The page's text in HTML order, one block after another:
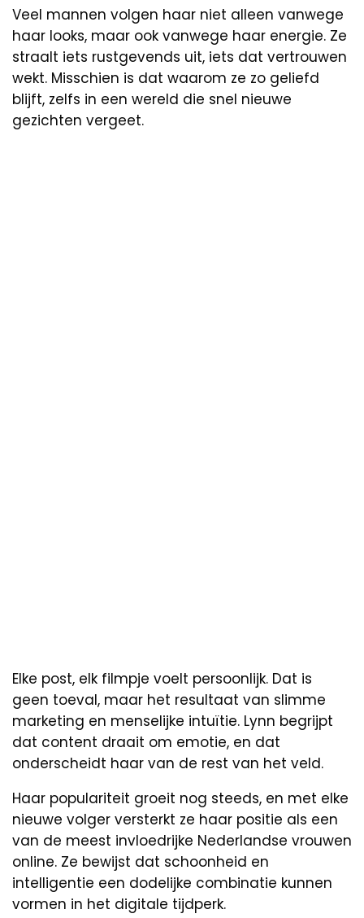
Veel mannen volgen haar niet alleen vanwege
haar looks, maar ook vanwege haar energie. Ze
straalt iets rustgevends uit, iets dat vertrouwen
wekt. Misschien is dat waarom ze zo geliefd
blijft, zelfs in een wereld die snel nieuwe
gezichten vergeet.
Elke post, elk filmpje voelt persoonlijk. Dat is
geen toeval, maar het resultaat van slimme
marketing en menselijke intuïtie. Lynn begrijpt
dat content draait om emotie, en dat
onderscheidt haar van de rest van het veld.
Haar populariteit groeit nog steeds, en met elke
nieuwe volger versterkt ze haar positie als een
van de meest invloedrijke Nederlandse vrouwen
online. Ze bewijst dat schoonheid en
intelligentie een dodelijke combinatie kunnen
vormen in het digitale tijdperk.